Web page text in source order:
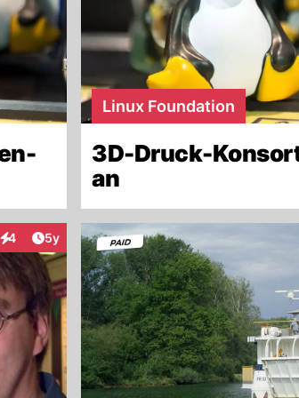
Linux Foundation
3D-Druck-
an
4
InteraktionenArtikel veröffentlicht:
5y